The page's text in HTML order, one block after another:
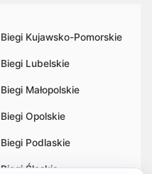
Biegi Kujawsko-Pomorskie
Biegi Lubelskie
Biegi Małopolskie
Biegi Opolskie
Biegi Podlaskie
Biegi Śląskie